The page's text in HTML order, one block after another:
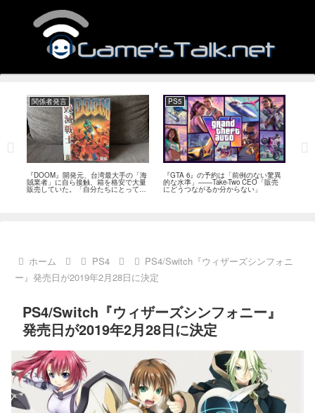
関係者発言
『DOOM』開発元、台湾最大手の「海
賊業者」に自ら接触、箱を格安で大量
販売していた。「自分たちにとっては
流通だった」
PS5
『GTA 6』の予約は「前例のない驚異
的な水準」――Take-Two CEO「販売
にどうつながるか分からない」
ホーム PS4
PS4/Switch『ウィザーズシンフォニ
ー』発売日が2019年2月28日に決定
PS4/Switch『ウィザーズシンフォニー』
発売日が2019年2月28日に決定